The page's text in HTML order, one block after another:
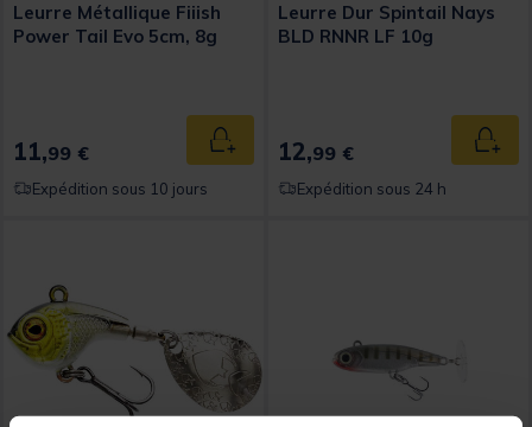
Leurre Métallique Fiiish
Power Tail Evo 5cm, 8g
11,99 € Ajouter au panier
Expédition sous 10 jours
Leurre Dur Spintail Nays
BLD RNNR LF 10g
12,99 €
Expédition sous 24 h